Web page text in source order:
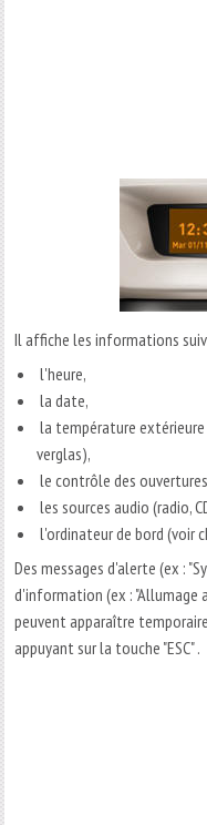
Il affiche les informations
l'heure,
la date,
la température
verglas),
le contrôle des
les sources audio (radio,
l'ordinateur de bord (voir
Des messages d'alerte (ex :
d'information (ex :
peuvent apparaître
appuyant sur la touche "ESC" .